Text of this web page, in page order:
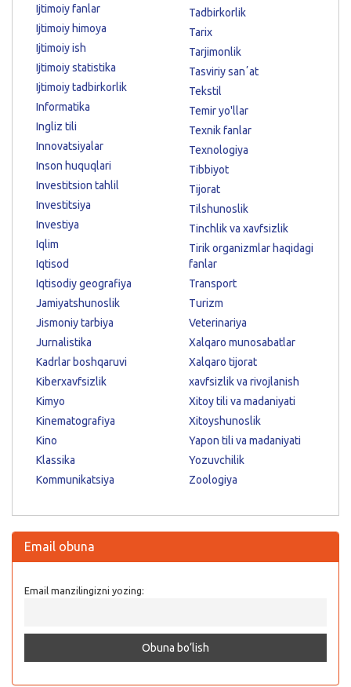
Ijtimoiy fanlar
Ijtimoiy himoya
Ijtimoiy ish
Ijtimoiy statistika
Ijtimoiy tadbirkorlik
Informatika
Ingliz tili
Innovatsiyalar
Inson huquqlari
Investitsion tahlil
Investitsiya
Investiya
Iqlim
Iqtisod
Iqtisodiy geografiya
Jamiyatshunoslik
Jismoniy tarbiya
Jurnalistika
Kadrlar boshqaruvi
Kiberxavfsizlik
Kimyo
Kinematografiya
Kino
Klassika
Kommunikatsiya
Tadbirkorlik
Tarix
Tarjimonlik
Tasviriy sanʼat
Tekstil
Temir yo'llar
Texnik fanlar
Texnologiya
Tibbiyot
Tijorat
Tilshunoslik
Tinchlik va xavfsizlik
Tirik organizmlar haqidagi
fanlar
Transport
Turizm
Veterinariya
Xalqaro munosabatlar
Xalqaro tijorat
xavfsizlik va rivojlanish
Xitoy tili va madaniyati
Xitoyshunoslik
Yapon tili va madaniyati
Yozuvchilik
Zoologiya
Email obuna
Email manzilingizni yozing: